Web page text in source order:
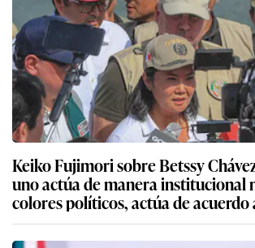
Keiko Fujimori sobre Betssy
uno actúa de manera institucional
colores políticos, actúa de acuerdo